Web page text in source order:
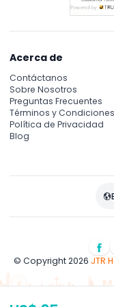
reserva.
Acerca de
Contáctanos
Sobre Nosotros
Preguntas Frecuentes
Términos y Condiciones
Política de Privacidad
Blog
© Copyright 2026 JTR